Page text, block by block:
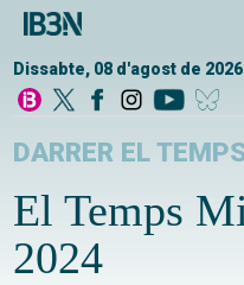
Dissabte, 08 d'agost de 2026
DARRER EL
El Temps
2024